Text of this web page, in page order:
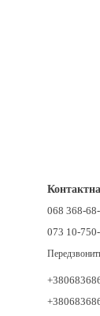
068 368-
073 10-